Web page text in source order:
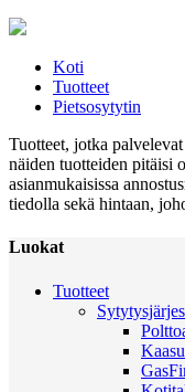
Koti
Tuotteet
Pietsosytytin
Tuotteet, jotka
näiden tuotteiden pitäisi
asianmukaisissa
tiedolla sekä hintaan,
Luokat
Tuotteet